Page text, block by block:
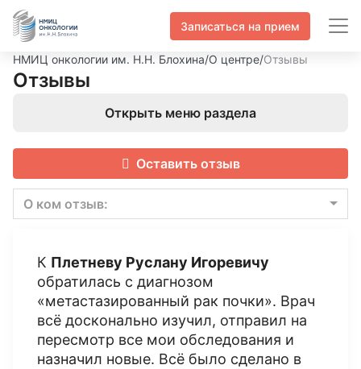
Записаться на прием
НМИЦ онкологии им. Н.Н. Блохина/О центре/Отзывы
Отзывы
Открыть меню раздела
Оставить отзыв
О ком отзыв:
К Плетневу Руслану Игоревичу
обратилась с диагнозом
«метастазированный рак почки». Врач
всё досконально изучил, отправил на
пересмотр все мои обследования и
назначил новые. Всё было сделано в